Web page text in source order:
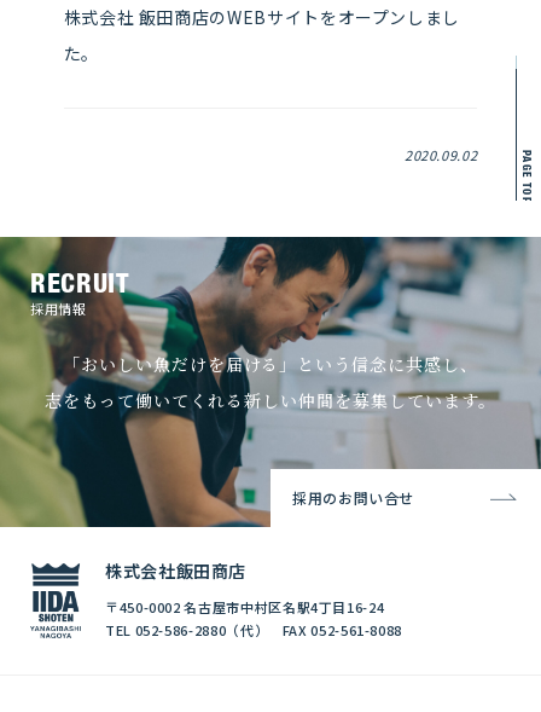
株式会社 飯田商店のWEBサイトをオープンしまし
た。
2020.09.02 PAGE TOP
RECRUIT
採用情報
「おいしい魚だけを届ける」という信念に共感し、
志をもって働いてくれる新しい仲間を募集しています。
採用のお問い合せ
株式会社飯田商店
〒450-0002 名古屋市中村区名駅4丁目16-24
TEL 052-586-2880（代） FAX 052-561-8088